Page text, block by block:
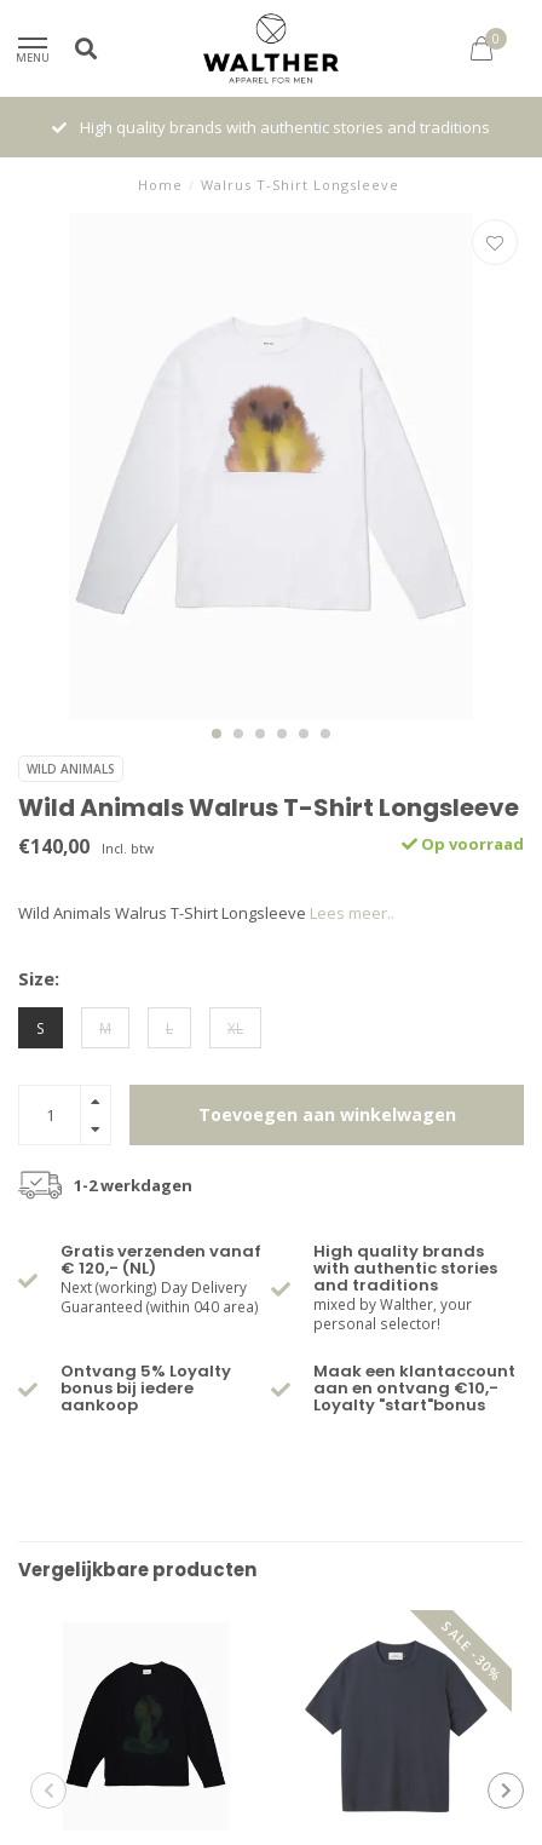
MENU
0
High quality brands with authentic stories and traditions
Home / Walrus T-Shirt Longsleeve
WILD ANIMALS
Wild Animals Walrus T-Shirt Longsleeve
€140,00 Incl. btw Op voorraad
Wild Animals Walrus T-Shirt Longsleeve Lees meer..
Size:
S M L XL
Toevoegen aan winkelwagen
1-2 werkdagen
Gratis verzenden vanaf
€ 120,- (NL)
Next (working) Day Delivery
Guaranteed (within 040 area)
High quality brands
with authentic stories
and traditions
mixed by Walther, your
personal selector!
Ontvang 5% Loyalty
bonus bij iedere
aankoop
Maak een klantaccount
aan en ontvang €10,-
Loyalty "start"bonus
Vergelijkbare producten
SALE -30%